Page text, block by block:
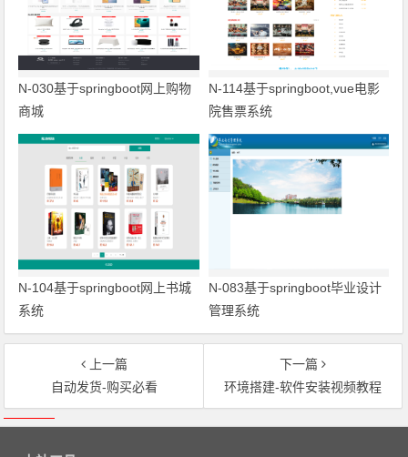
N-030基于springboot网上购物
商城
N-114基于springboot,vue电影
院售票系统
N-104基于springboot网上书城
系统
N-083基于springboot毕业设计
管理系统
上一篇
自动发货-购买必看
下一篇
环境搭建-软件安装视频教程
文章导航